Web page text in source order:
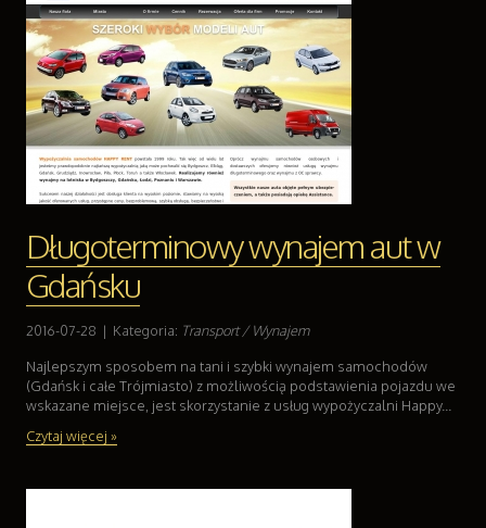
Długoterminowy wynajem aut w
Gdańsku
2016-07-28 | Kategoria: Transport / Wynajem
Najlepszym sposobem na tani i szybki wynajem samochodów
(Gdańsk i całe Trójmiasto) z możliwością podstawienia pojazdu we
wskazane miejsce, jest skorzystanie z usług wypożyczalni Happy...
Czytaj więcej »